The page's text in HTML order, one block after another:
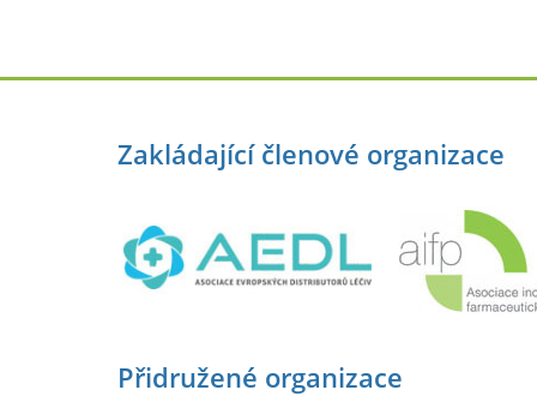
Zakládající členové organizace
Přidružené organizace